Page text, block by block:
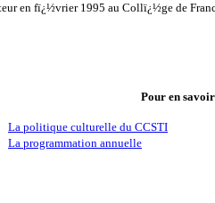
en fï¿½vrier 1995 au Collï¿½ge de
Pour en
La politique culturelle du CCSTI
La programmation annuelle